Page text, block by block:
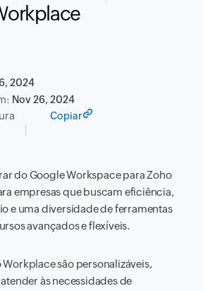
2024
Nov 26, 2024
Copiar
do Google Workspace para Zoho
empresas que buscam eficiência,
e uma diversidade de ferramentas
avançados e flexíveis.
Workplace são personalizáveis,
às necessidades de